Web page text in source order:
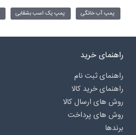
پمپ آب خانگی پمپ یک اسب بشقابی
راهنمای خرید
راهنمای ثبت نام
راهنمای خرید کالا
روش های ارسال کالا
روش های پرداخت
برندها